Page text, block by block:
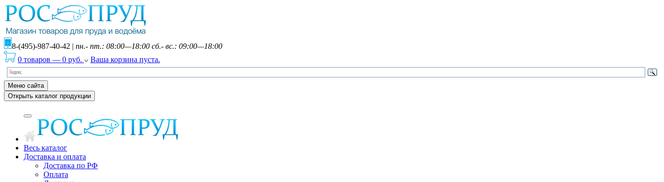
8-(495)-987-40-42 | пн.- пт.: 08:00—18:00 сб.- вс.: 09:00—18:00
0 товаров — 0 руб. Ваша корзина пуста.
Меню сайта
Открыть каталог продукции
Весь каталог
Доставка и оплата
Доставка по РФ
Оплата